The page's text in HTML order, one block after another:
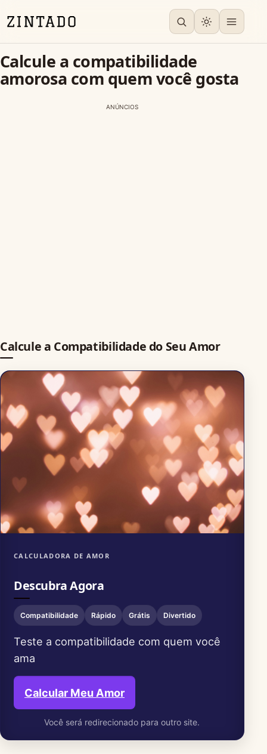
Calcule a compatibilidade
amorosa com quem você gosta
ANÚNCIOS
Calcule a Compatibilidade do Seu Amor
CALCULADORA DE AMOR
Descubra Agora
Compatibilidade Rápido Grátis Divertido
Teste a compatibilidade com quem você
ama
Calcular Meu Amor
Você será redirecionado para outro site.